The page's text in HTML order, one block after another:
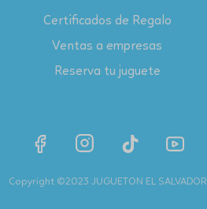
Certificados de Regalo
Ventas a empresas
Reserva tu juguete
Copyright ©2023 JUGUETON EL SALVADOR